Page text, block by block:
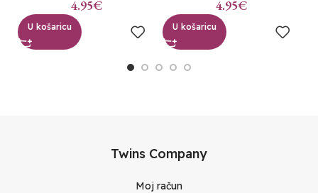
4.95€
U košaricu
4.95€
U košaricu
Twins Company
Moj račun